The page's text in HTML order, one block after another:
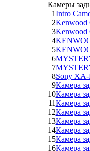
Камеры
1Intro
2Kenwood
3Kenwood
4
5
6
7
8Sony XA-
9Камера
10Камера
11Камера
12Камера
13Камера
14Камера
15Камера
16Камера